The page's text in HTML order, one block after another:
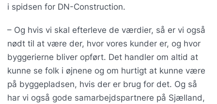
i spidsen for DN-Construction.
– Og hvis vi skal efterleve de værdier, så er vi også
nødt til at være der, hvor vores kunder er, og hvor
byggerierne bliver opført. Det handler om altid at
kunne se folk i øjnene og om hurtigt at kunne være
på byggepladsen, hvis der er brug for det. Og så
har vi også gode samarbejdspartnere på Sjælland,